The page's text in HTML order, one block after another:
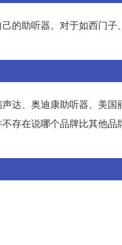
的助听器。对于如西门子
达、奥迪康助听器、美国
存在说哪个品牌比其他品